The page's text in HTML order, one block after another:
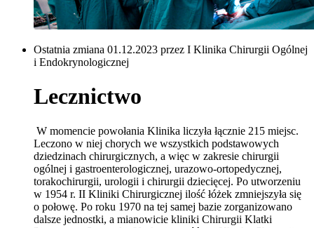
Ostatnia zmiana 01.12.2023 przez I Klinika Chirurgii Ogólnej
i Endokrynologicznej
Lecznictwo
W momencie powołania Klinika liczyła łącznie 215 miejsc.
Leczono w niej chorych we wszystkich podstawowych
dziedzinach chirurgicznych, a więc w zakresie chirurgii
ogólnej i gastroenterologicznej, urazowo-ortopedycznej,
torakochirurgii, urologii i chirurgii dziecięcej. Po utworzeniu
w 1954 r. II Kliniki Chirurgicznej ilość łóżek zmniejszyła się
o połowę. Po roku 1970 na tej samej bazie zorganizowano
dalsze jednostki, a mianowicie kliniki Chirurgii Klatki